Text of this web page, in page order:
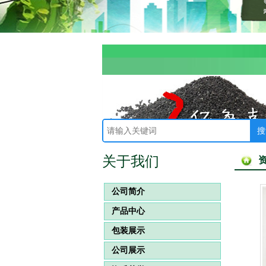
关于我们
公司简介
产品中心
包装展示
公司展示